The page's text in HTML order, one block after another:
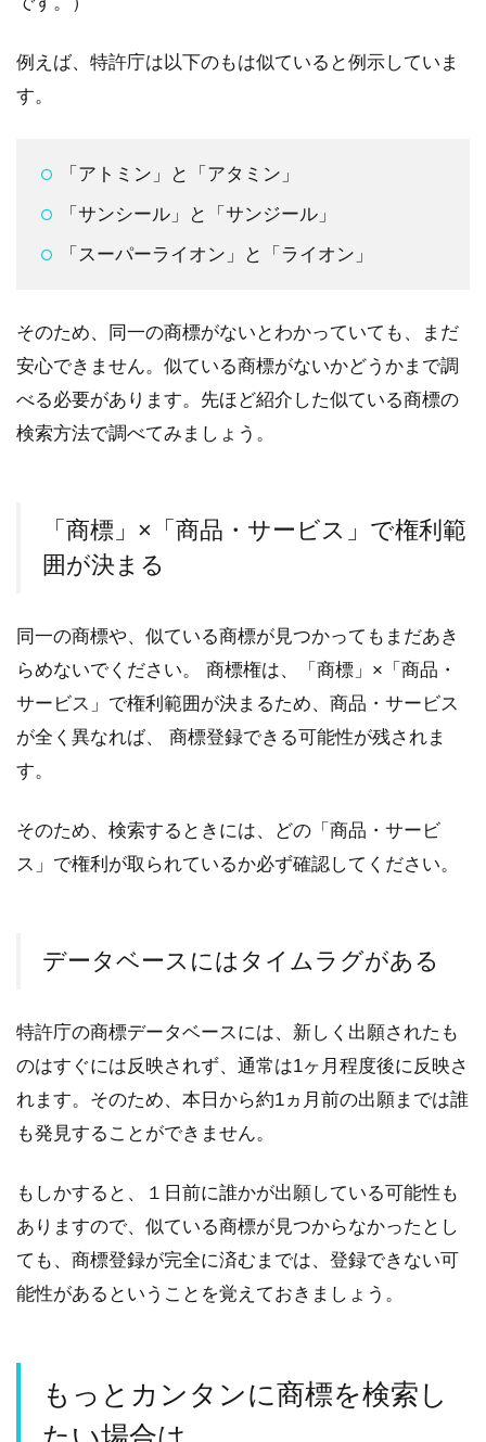
例えば、特許庁は以下のもは似ていると例示していま
す。
「アトミン」と「アタミン」
「サンシール」と「サンジール」
「スーパーライオン」と「ライオン」
そのため、同一の商標がないとわかっていても、まだ
安心できません。似ている商標がないかどうかまで調
べる必要があります。先ほど紹介した似ている商標の
検索方法で調べてみましょう。
「商標」×「商品・サービス」で権利範
囲が決まる
同一の商標や、似ている商標が見つかってもまだあき
らめないでください。 商標権は、「商標」×「商品・
サービス」で権利範囲が決まるため、商品・サービス
が全く異なれば、 商標登録できる可能性が残されま
す。
そのため、検索するときには、どの「商品・サービ
ス」で権利が取られているか必ず確認してください。
データベースにはタイムラグがある
特許庁の商標データベースには、新しく出願されたも
のはすぐには反映されず、通常は1ヶ月程度後に反映さ
れます。そのため、本日から約1ヵ月前の出願までは誰
も発見することができません。
もしかすると、１日前に誰かが出願している可能性も
ありますので、似ている商標が見つからなかったとし
ても、商標登録が完全に済むまでは、登録できない可
能性があるということを覚えておきましょう。
もっとカンタンに商標を検索し